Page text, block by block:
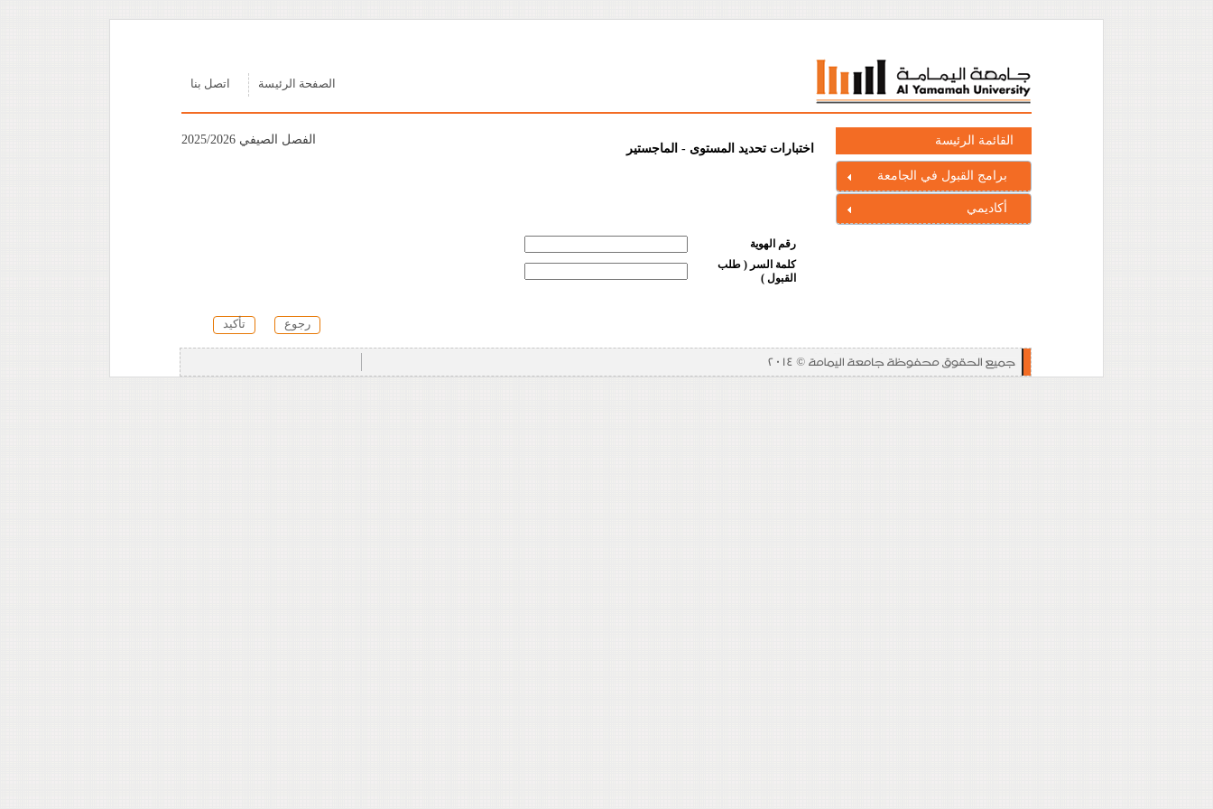
اتصل بنا الصفحة الرئيسة
القائمة الرئيسة
برامج القبول في الجامعة
أكاديمي
اختبارات تحديد المستوى - الماجستير
الفصل الصيفي 2025/2026
رقم الهوية
كلمة السر ( طلب
القبول )
رجوع تأكيد